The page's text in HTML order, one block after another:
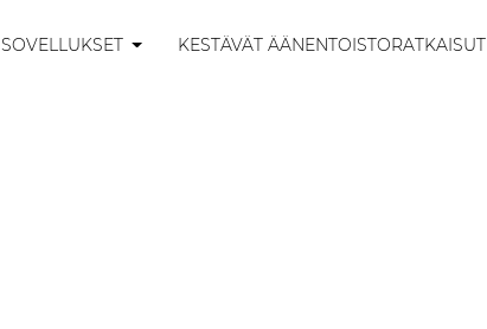
SOVELLUKSET KESTÄVÄT ÄÄNENTOISTORATKAISUT